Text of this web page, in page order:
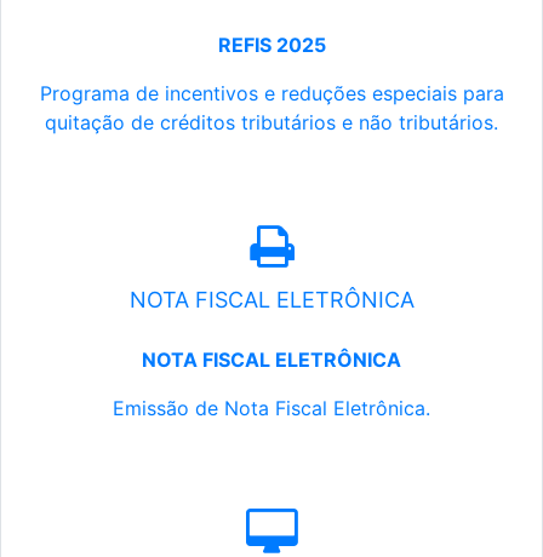
REFIS 2025
Programa de incentivos e reduções especiais para
quitação de créditos tributários e não tributários.
NOTA FISCAL ELETRÔNICA
NOTA FISCAL ELETRÔNICA
Emissão de Nota Fiscal Eletrônica.